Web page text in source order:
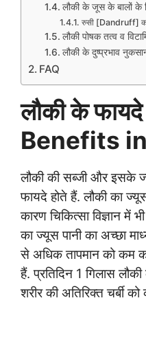
लौकी के जूस के बालों के
रुसी [Dandruff]
लौकी पोषक तत्व व
लौकी के दुष्प्रभाव
FAQ
लौकी के फायदे
Benefits
लौकी की सब्जी और इसके
फायदे होते हैं. लौकी का
कारण चिकित्सा विज्ञान में
का ज्यूस पानी का अच्छा
से अधिक तापमान को कम
हैं. प्रतिदिन 1 गिलास
शरीर की अतिरिक्त चर्बी